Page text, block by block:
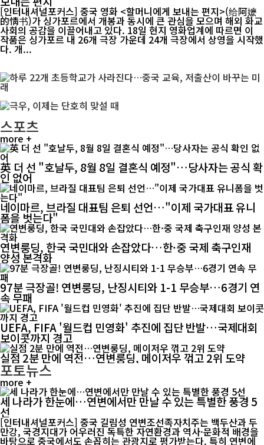
[인터내셔널포커스] 중국 영화 <할머니에게 보내는 편지>(给阿嬷
的情书)가 싱가포르에서 개봉과 동시에 큰 관심을 모으며 해외 화교
사회의 공감을 이끌어내고 있다. 18일 현지 영화업계에 따르면 이
작품은 싱가포르 내 26개 극장 가운데 24개 극장에서 상영을 시작했
다. 개...
스포츠
more +
英 더 선 "호날두, 8월 8일 결혼식 예정"…당사자는 공식 확
인 없어
네이마르, 브라질 대표팀 은퇴 선언…"이제 국가대표 유니
폼을 벗는다"
연변룽딩, 한국 국민대와 손잡았다…한·중 국제 축구인재
양성 본격화
97분 극장골! 연변룽딩, 난징시티와 1-1 무승부…6경기 연
속 무패
UEFA, FIFA '월드컵 민영화' 추진에 집단 반발…국제대회
보이콧까지 경고
실점 2분 만에 역전…연변룽딩, 메이저우 꺾고 2위 도약
포토뉴스
more +
세 나라가 한눈에…연변에서만 만날 수 있는 특별한 풍경 5
선
[인터내셔널포커스] 중국 길림성 연변조선족자치주는 백두산과 두
만강, 국경지대가 어우러진 독특한 자연환경과 역사·문화적 배경을
바탕으로 중국에서도 손꼽히는 관광지로 평가받는다. 특히 연변에